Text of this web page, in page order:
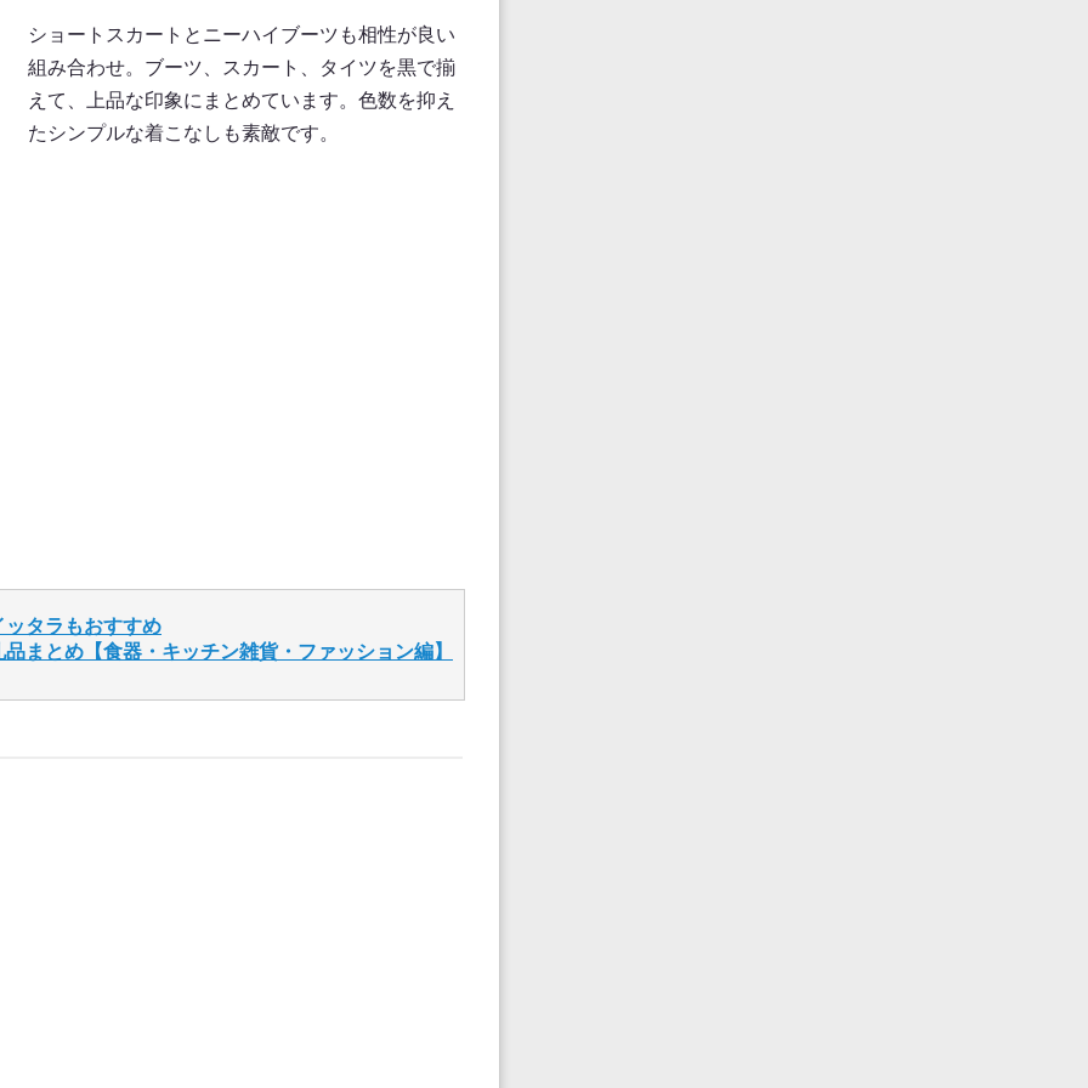
ショートスカートとニーハイブーツも相性が良い
組み合わせ。ブーツ、スカート、タイツを黒で揃
えて、上品な印象にまとめています。色数を抑え
たシンプルな着こなしも素敵です。
タラもおすすめ
まとめ【食器・キッチン雑貨・ファッション編】